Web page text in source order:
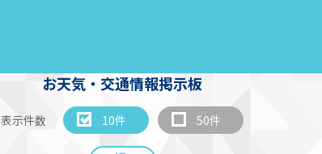
お天気・交通情報掲示板
表示件数 10件 50件